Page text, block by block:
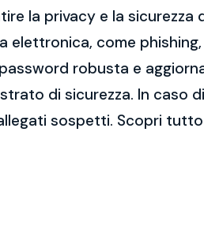
la privacy e la sicurezza
come
robusta e
di sicurezza. In caso
sospetti. Scopri